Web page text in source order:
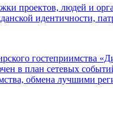
проектов, людей и
идентичности,
гостеприимства
в план сетевых
обмена лучшими